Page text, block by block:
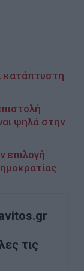
κατάπτυστη
ψηλά στην
επιλογή
τις